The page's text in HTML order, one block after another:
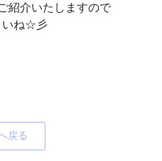
紹介いたしますので
いね☆彡
戻る